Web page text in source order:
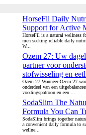
HorseFil Daily
Support for Active
HorseFil is a natural wellness
men seeking reliable daily
W...
Ozem 27: Uw
partner voor
stofwisseling en
Ozem 27 Wanneer Ozem 27
onderdeel van een
voedingspatroon en een ...
SodaSlim The
Formula You Can
SodaSlim brings together
a convenient daily formula to
wellne...